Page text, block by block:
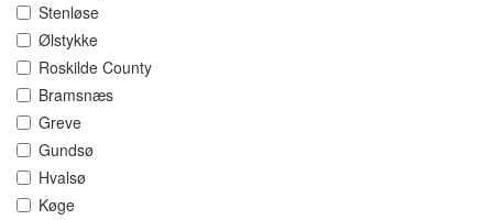
Stenløse
Ølstykke
Roskilde County
Bramsnæs
Greve
Gundsø
Hvalsø
Køge